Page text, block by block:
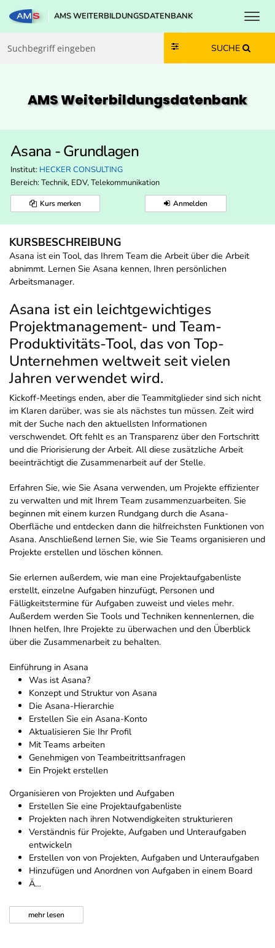
Zum Inhalt springen
Zum Navmenü springen
Zur Suche springen
Zur Footer springen
AMS WEITERBILDUNGSDATENBANK
SUCHE
AMS Weiterbildungs­datenbank
Asana - Grundlagen
Institut: HECKER CONSULTING
Bereich: Technik, EDV, Telekommunikation
Kurs merken Anmelden
KURSBESCHREIBUNG
Asana ist ein Tool, das Ihrem Team die Arbeit über die Arbeit
abnimmt. Lernen Sie Asana kennen, Ihren persönlichen
Arbeitsmanager.
Asana ist ein leichtgewichtiges
Projektmanagement- und Team-
Produktivitäts-Tool, das von Top-
Unternehmen weltweit seit vielen
Jahren verwendet wird.
Kickoff-Meetings enden, aber die Teammitglieder sind sich nicht
im Klaren darüber, was sie als nächstes tun müssen. Zeit wird
mit der Suche nach den aktuellsten Informationen
verschwendet. Oft fehlt es an Transparenz über den Fortschritt
und die Priorisierung der Arbeit. All diese zusätzliche Arbeit
beeinträchtigt die Zusammenarbeit auf der Stelle.
Erfahren Sie, wie Sie Asana verwenden, um Projekte effizienter
zu verwalten und mit Ihrem Team zusammenzuarbeiten. Sie
beginnen mit einem kurzen Rundgang durch die Asana-
Oberfläche und entdecken dann die hilfreichsten Funktionen von
Asana. Anschließend lernen Sie, wie Sie Teams organisieren und
Projekte erstellen und löschen können.
Sie erlernen außerdem, wie man eine Projektaufgabenliste
erstellt, einzelne Aufgaben hinzufügt, Personen und
Fälligkeitstermine für Aufgaben zuweist und vieles mehr.
Außerdem werden Sie Tools und Techniken kennenlernen, die
Ihnen helfen, Ihre Projekte zu überwachen und den Überblick
über die Zusammenarbeit zu behalten.
Einführung in Asana
Was ist Asana?
Konzept und Struktur von Asana
Die Asana-Hierarchie
Erstellen Sie ein Asana-Konto
Aktualisieren Sie Ihr Profil
Mit Teams arbeiten
Genehmigen von Teambeitrittsanfragen
Ein Projekt erstellen
Organisieren von Projekten und Aufgaben
Erstellen Sie eine Projektaufgabenliste
Projekten nach ihren Notwendigkeiten strukturieren
Verständnis für Projekte, Aufgaben und Unteraufgaben
entwickeln
Erstellen von von Projekten, Aufgaben und Unteraufgaben
Hinzufügen und Anordnen von Aufgaben in einem Board
Ä…
mehrlesen